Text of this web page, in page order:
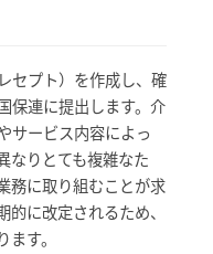
セプト）を作成し、確
保連に提出します。介
サービス内容によっ
なりとても複雑なた
務に取り組むことが求
に改定されるため、
す。